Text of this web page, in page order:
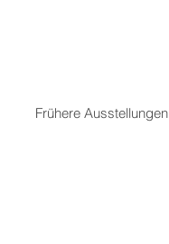
Frühere Ausstellungen